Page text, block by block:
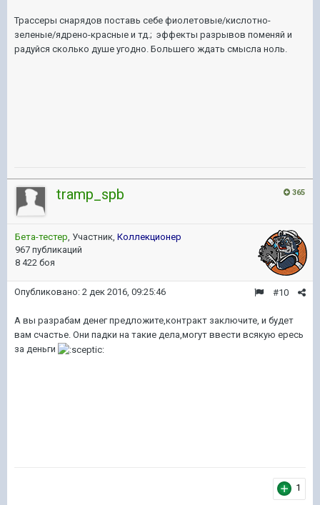
Трассеры снарядов поставь себе фиолетовые/кислотно-
зеленые/ядрено-красные и тд.; эффекты разрывов поменяй и
радуйся сколько душе угодно. Большего ждать смысла ноль.
365
tramp_spb
Бета-тестер, Участник, Коллекционер
967 публикаций
8 422 боя
#10
Опубликовано: 2 дек 2016, 09:25:46
А вы разрабам денег предложите,контракт заключите, и будет
вам счастье. Они падки на такие дела,могут ввести всякую ересь
за деньги
1